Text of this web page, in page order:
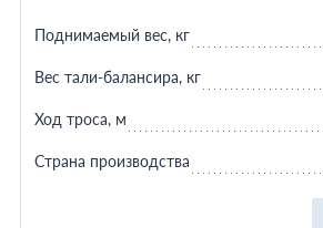
Поднимаемый вес, кг
Вес тали-балансира, кг
Ход троса, м
Страна производства